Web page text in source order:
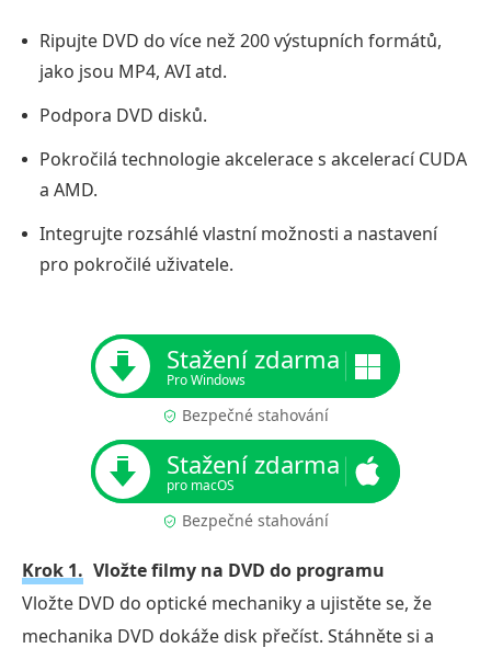
Ripujte DVD do více než 200 výstupních formátů,
jako jsou MP4, AVI atd.
Podpora DVD disků.
Pokročilá technologie akcelerace s akcelerací CUDA
a AMD.
Integrujte rozsáhlé vlastní možnosti a nastavení
pro pokročilé uživatele.
Stažení zdarma
Pro Windows
Bezpečné stahování
Stažení zdarma
pro macOS
Bezpečné stahování
Krok 1. Vložte filmy na DVD do programu
Vložte DVD do optické mechaniky a ujistěte se, že
mechanika DVD dokáže disk přečíst. Stáhněte si a